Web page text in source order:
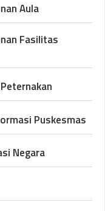
Aula
Fasilitas
Puskesmas
Negara